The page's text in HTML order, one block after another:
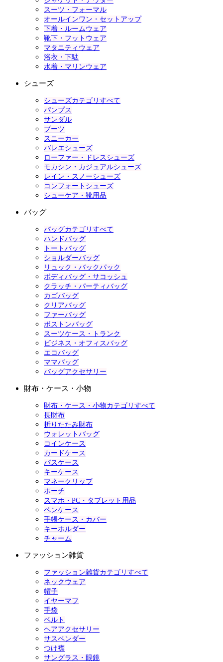
スーツ・フォーマル
オールインワン・セットアップ
下着・ルームウェア
靴下・フットウェア
マタニティウェア
浴衣・下駄
水着・マリンウェア
シューズ
シューズカテゴリすべて
パンプス
サンダル
ブーツ
スニーカー
バレエシューズ
ローファー・ドレスシューズ
モカシン・カジュアルシューズ
レイン・スノーシューズ
コンフォートシューズ
シューケア・靴用品
バッグ
バッグカテゴリすべて
ハンドバッグ
トートバッグ
ショルダーバッグ
リュック・バックパック
ボディバッグ・サコッシュ
クラッチ・パーティバッグ
カゴバッグ
クリアバッグ
ファーバッグ
ボストンバッグ
スーツケース・トランク
ビジネス・オフィスバッグ
エコバッグ
ママバッグ
バッグアクセサリー
財布・ケース・小物
財布・ケース・小物カテゴリすべて
長財布
折りたたみ財布
ウォレットバッグ
コインケース
カードケース
パスケース
キーケース
マネークリップ
ポーチ
スマホ・PC・タブレット用品
ペンケース
手帳ケース・カバー
キーホルダー
チャーム
ファッション雑貨
ファッション雑貨カテゴリすべて
ネックウェア
帽子
イヤーマフ
手袋
ベルト
ヘアアクセサリー
サスペンダー
つけ襟
サングラス・眼鏡